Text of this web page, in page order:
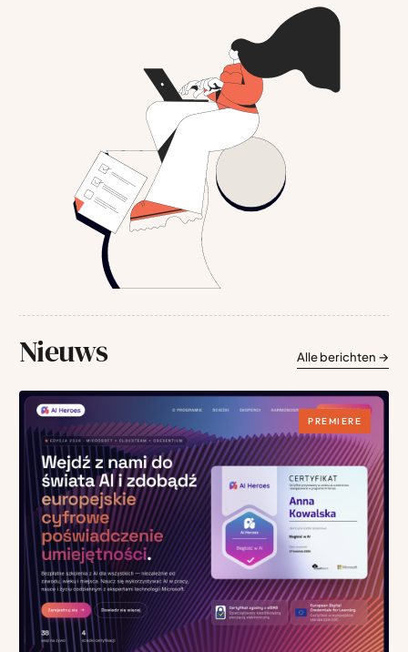
Nieuws Alle berichten →
PREMIERE